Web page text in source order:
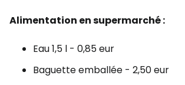
Alimentation en supermarché :
Eau 1,5 l - 0,85 eur
Baguette emballée - 2,50 eur